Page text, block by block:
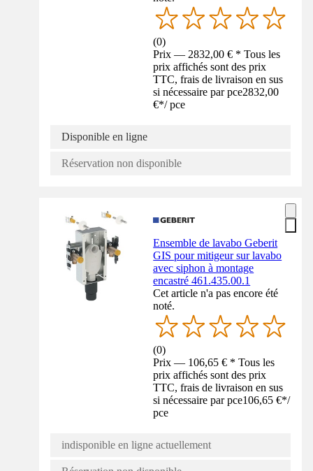
(0)
Prix — 2832,00 € * Tous les
prix affichés sont des prix
TTC, frais de livraison en sus
si nécessaire par pce2832,00
€*/ pce
Disponible en ligne
Réservation non disponible
Ensemble de lavabo Geberit
GIS pour mitigeur sur lavabo
avec siphon à montage
encastré 461.435.00.1
Cet article n'a pas encore été
noté.
(0)
Prix — 106,65 € * Tous les
prix affichés sont des prix
TTC, frais de livraison en sus
si nécessaire par pce106,65 €*/
pce
indisponible en ligne actuellement